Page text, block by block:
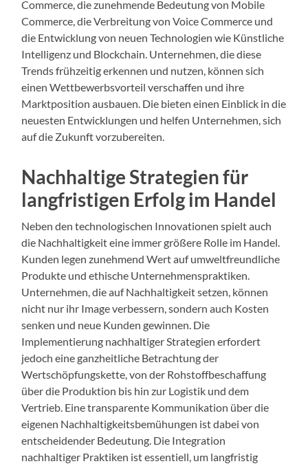
Commerce, die zunehmende Bedeutung von Mobile
Commerce, die Verbreitung von Voice Commerce und
die Entwicklung von neuen Technologien wie Künstliche
Intelligenz und Blockchain. Unternehmen, die diese
Trends frühzeitig erkennen und nutzen, können sich
einen Wettbewerbsvorteil verschaffen und ihre
Marktposition ausbauen. Die bieten einen Einblick in die
neuesten Entwicklungen und helfen Unternehmen, sich
auf die Zukunft vorzubereiten.
Nachhaltige Strategien für
langfristigen Erfolg im Handel
Neben den technologischen Innovationen spielt auch
die Nachhaltigkeit eine immer größere Rolle im Handel.
Kunden legen zunehmend Wert auf umweltfreundliche
Produkte und ethische Unternehmenspraktiken.
Unternehmen, die auf Nachhaltigkeit setzen, können
nicht nur ihr Image verbessern, sondern auch Kosten
senken und neue Kunden gewinnen. Die
Implementierung nachhaltiger Strategien erfordert
jedoch eine ganzheitliche Betrachtung der
Wertschöpfungskette, von der Rohstoffbeschaffung
über die Produktion bis hin zur Logistik und dem
Vertrieb. Eine transparente Kommunikation über die
eigenen Nachhaltigkeitsbemühungen ist dabei von
entscheidender Bedeutung. Die Integration
nachhaltiger Praktiken ist essentiell, um langfristig